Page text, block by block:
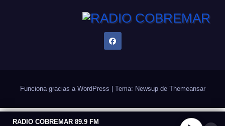
Funciona gracias a WordPress | Tema: Newsup de Themeansar
RADIO COBREMAR 89.9 FM